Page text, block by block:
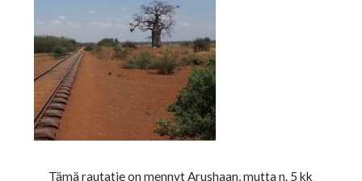
Tämä rautatie on mennyt Arushaan, mutta n. 5 kk